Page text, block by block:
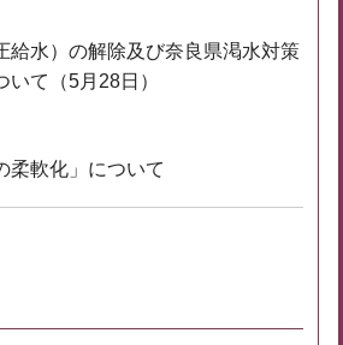
給水）の解除及び奈良県渇水対策
て（5月28日）
柔軟化」について